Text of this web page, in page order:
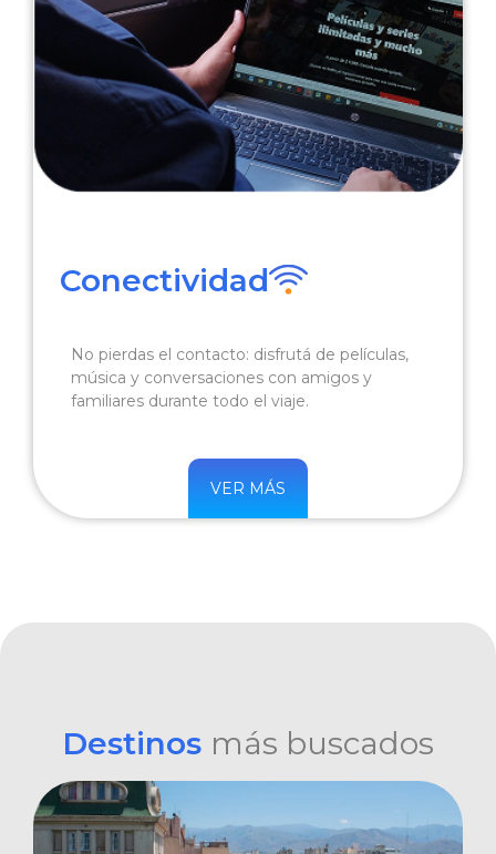
Conectividad
No pierdas el contacto: disfrutá de películas,
música y conversaciones con amigos y
familiares durante todo el viaje.
VER MÁS
Destinos más buscados